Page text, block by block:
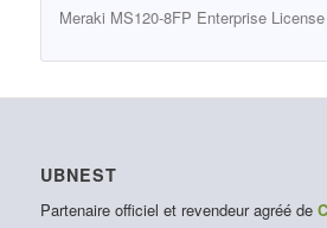
Meraki MS120-8FP Enterprise
UBNEST
Partenaire officiel et revendeur agréé de